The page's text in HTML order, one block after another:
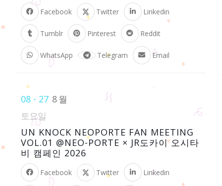
Facebook Twitter Linkedin
Tumblr Pinterest Reddit
WhatsApp Telegram Email
08 - 27 8월
토요일
UN KNOCK NEOPORTE FAN MEETING
VOL.01 @NEO-PORTE × JR도카이 오시타
비 캠페인 2026
Facebook Twitter Linkedin